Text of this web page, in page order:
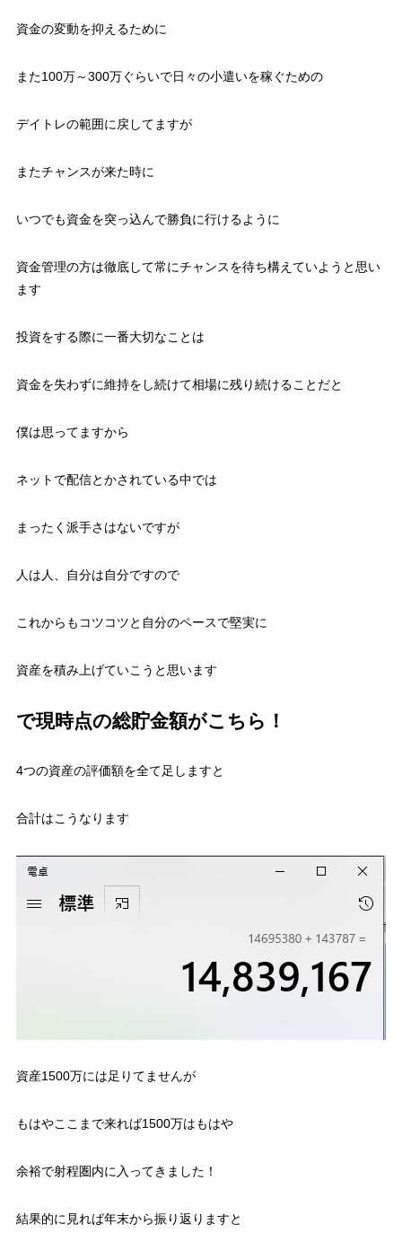
資金の変動を抑えるために
また100万～300万ぐらいで日々の小遣いを稼ぐための
デイトレの範囲に戻してますが
またチャンスが来た時に
いつでも資金を突っ込んで勝負に行けるように
資金管理の方は徹底して常にチャンスを待ち構えていようと思い
ます
投資をする際に一番大切なことは
資金を失わずに維持をし続けて相場に残り続けることだと
僕は思ってますから
ネットで配信とかされている中では
まったく派手さはないですが
人は人、自分は自分ですので
これからもコツコツと自分のペースで堅実に
資産を積み上げていこうと思います
で現時点の総貯金額がこちら！
4つの資産の評価額を全て足しますと
合計はこうなります
資産1500万には足りてませんが
もはやここまで来れば1500万はもはや
余裕で射程圏内に入ってきました！
結果的に見れば年末から振り返りますと